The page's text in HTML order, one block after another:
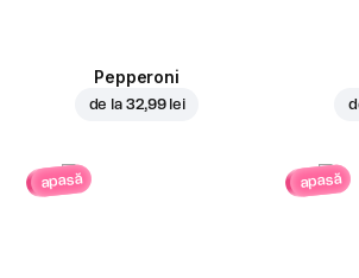
Pepperoni
de la 32,99 lei
apasă apasă